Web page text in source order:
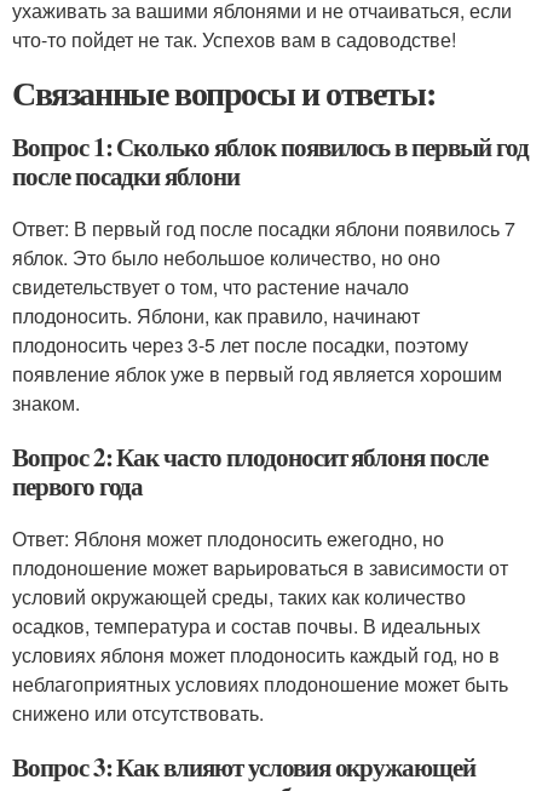
ухаживать за вашими яблонями и не отчаиваться, если
что-то пойдет не так. Успехов вам в садоводстве!
Связанные вопросы и ответы:
Вопрос 1: Сколько яблок появилось в первый год
после посадки яблони
Ответ: В первый год после посадки яблони появилось 7
яблок. Это было небольшое количество, но оно
свидетельствует о том, что растение начало
плодоносить. Яблони, как правило, начинают
плодоносить через 3-5 лет после посадки, поэтому
появление яблок уже в первый год является хорошим
знаком.
Вопрос 2: Как часто плодоносит яблоня после
первого года
Ответ: Яблоня может плодоносить ежегодно, но
плодоношение может варьироваться в зависимости от
условий окружающей среды, таких как количество
осадков, температура и состав почвы. В идеальных
условиях яблоня может плодоносить каждый год, но в
неблагоприятных условиях плодоношение может быть
снижено или отсутствовать.
Вопрос 3: Как влияют условия окружающей